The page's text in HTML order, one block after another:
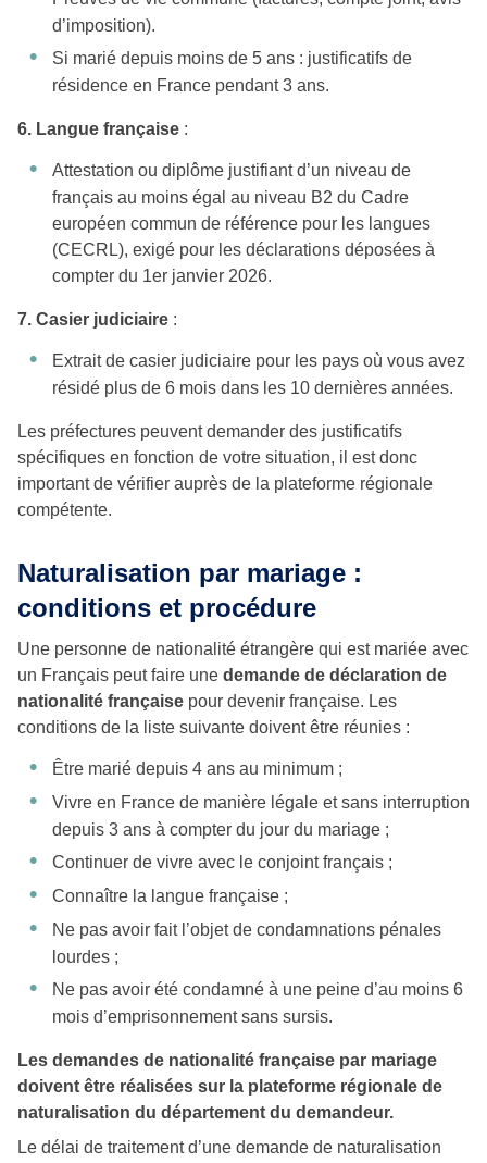
d’imposition).
Si marié depuis moins de 5 ans : justificatifs de
résidence en France pendant 3 ans.
6. Langue française :
Attestation ou diplôme justifiant d’un niveau de
français au moins égal au niveau B2 du Cadre
européen commun de référence pour les langues
(CECRL), exigé pour les déclarations déposées à
compter du 1er janvier 2026.
7. Casier judiciaire :
Extrait de casier judiciaire pour les pays où vous avez
résidé plus de 6 mois dans les 10 dernières années.
Les préfectures peuvent demander des justificatifs
spécifiques en fonction de votre situation, il est donc
important de vérifier auprès de la plateforme régionale
compétente.
Naturalisation par mariage :
conditions et procédure
Une personne de nationalité étrangère qui est mariée avec
un Français peut faire une demande de déclaration de
nationalité française pour devenir française. Les
conditions de la liste suivante doivent être réunies :
Être marié depuis 4 ans au minimum ;
Vivre en France de manière légale et sans interruption
depuis 3 ans à compter du jour du mariage ;
Continuer de vivre avec le conjoint français ;
Connaître la langue française ;
Ne pas avoir fait l’objet de condamnations pénales
lourdes ;
Ne pas avoir été condamné à une peine d’au moins 6
mois d’emprisonnement sans sursis.
Les demandes de nationalité française par mariage
doivent être réalisées sur la plateforme régionale de
naturalisation du département du demandeur.
Le délai de traitement d’une demande de naturalisation